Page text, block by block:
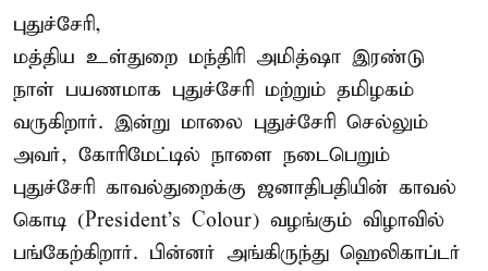
புதுச்சேரி,
மத்திய உள்துறை மந்திரி அமித்ஷா இரண்டு
நாள் பயணமாக புதுச்சேரி மற்றும் தமிழகம்
வருகிறார். இன்று மாலை புதுச்சேரி செல்லும்
அவர், கோரிமேட்டில் நாளை நடைபெறும்
புதுச்சேரி காவல்துறைக்கு ஜனாதிபதியின் காவல்
கொடி (President's Colour) வழங்கும் விழாவில்
பங்கேற்கிறார். பின்னர் அங்கிருந்து ஹெலிகாப்டர்